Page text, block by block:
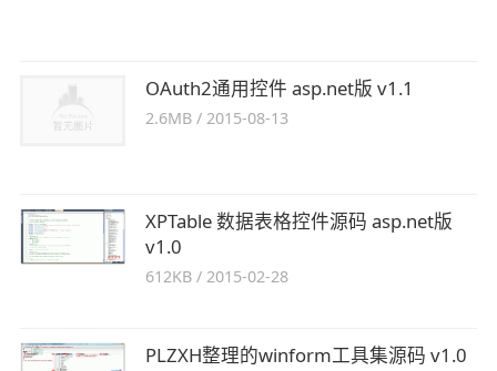
OAuth2通用控件 asp.net版 v1.1
2.6MB /2015-08-13
XPTable 数据表格控件源码 asp.net版
v1.0
612KB /2015-02-28
PLZXH整理的winform工具集源码 v1.0